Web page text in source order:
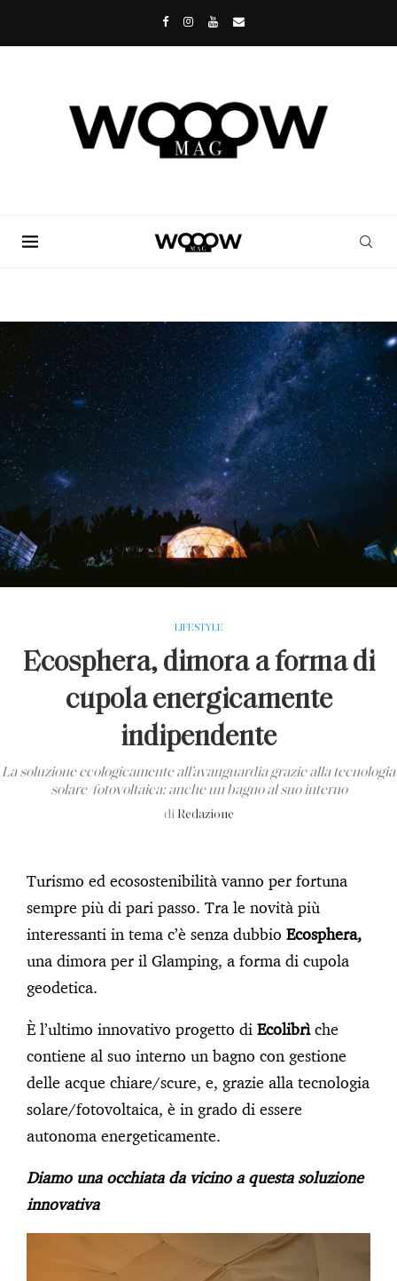
LIFESTYLE
Ecosphera, dimora a forma di
cupola energicamente
indipendente
La soluzione ecologicamente all’avanguardia grazie alla tecnologia
solare/fotovoltaica: anche un bagno al suo interno
di Redazione
Turismo ed ecosostenibilità vanno per fortuna
sempre più di pari passo. Tra le novità più
interessanti in tema c’è senza dubbio Ecosphera,
una dimora per il Glamping, a forma di cupola
geodetica.
È l’ultimo innovativo progetto di Ecolibrìche
contiene al suo interno un bagno con gestione
delle acque chiare/scure, e, grazie alla tecnologia
solare/fotovoltaica, è in grado di essere
autonoma energeticamente.
Diamo una occhiata da vicino a questa soluzione
innovativa